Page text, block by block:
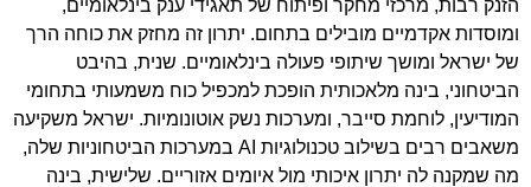
הזנק רבות, מרכזי מחקר ופיתוח של תאגידי ענק בינלאומיים,
ומוסדות אקדמיים מובילים בתחום. יתרון זה מחזק את כוחה הרך
של ישראל ומושך שיתופי פעולה בינלאומיים. שנית, בהיבט
הביטחוני, בינה מלאכותית הופכת למכפיל כוח משמעותי בתחומי
המודיעין, לוחמת סייבר, ומערכות נשק אוטונומיות. ישראל משקיעה
משאבים רבים בשילוב טכנולוגיות AI במערכות הביטחוניות שלה,
מה שמקנה לה יתרון איכותי מול איומים אזוריים. שלישית, בינה